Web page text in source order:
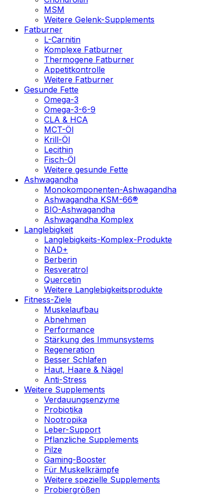
MSM
Weitere Gelenk-Supplements
Fatburner
L-Carnitin
Komplexe Fatburner
Thermogene Fatburner
Appetitkontrolle
Weitere Fatburner
Gesunde Fette
Omega-3
Omega-3-6-9
CLA & HCA
MCT-Öl
Krill-Öl
Lecithin
Fisch-Öl
Weitere gesunde Fette
Ashwagandha
Monokomponenten-Ashwagandha
Ashwagandha KSM-66®
BIO-Ashwagandha
Ashwagandha Komplex
Langlebigkeit
Langlebigkeits-Komplex-Produkte
NAD+
Berberin
Resveratrol
Quercetin
Weitere Langlebigkeitsprodukte
Fitness-Ziele
Muskelaufbau
Abnehmen
Performance
Stärkung des Immunsystems
Regeneration
Besser Schlafen
Haut, Haare & Nägel
Anti-Stress
Weitere Supplements
Verdauungsenzyme
Probiotika
Nootropika
Leber-Support
Pflanzliche Supplements
Pilze
Gaming-Booster
Für Muskelkrämpfe
Weitere spezielle Supplements
Probiergrößen